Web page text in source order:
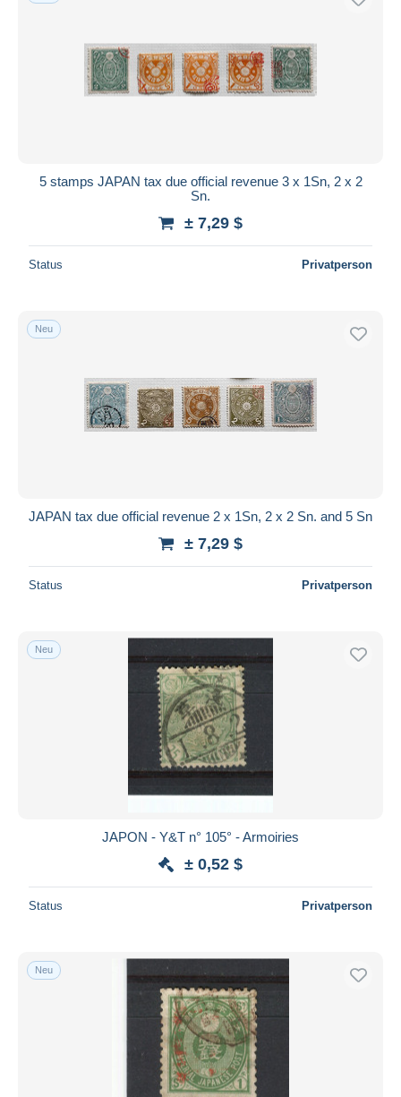
5 stamps JAPAN tax due official revenue 3 x 1Sn, 2 x 2
Sn.
± 7,29 $
Status Privatperson
Neu
JAPAN tax due official revenue 2 x 1Sn, 2 x 2 Sn. and 5 Sn
± 7,29 $
Status Privatperson
Neu
JAPON - Y&T n° 105° - Armoiries
± 0,52 $
Status Privatperson
Neu